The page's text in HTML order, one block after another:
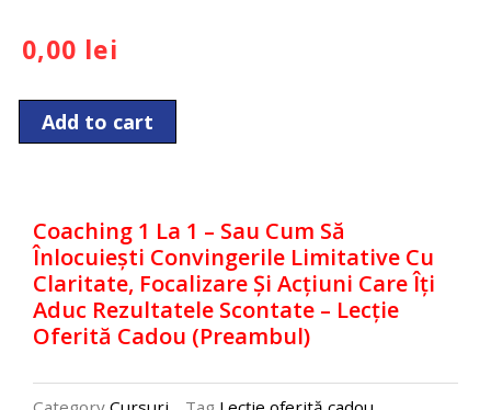
0,00 lei
Coaching
1
sau
cum
să
înlocuiești
convingerile
Add to cart
Coaching 1 La 1 – Sau Cum Să
Înlocuiești Convingerile Limitative Cu
Claritate, Focalizare Și Acțiuni Care Îți
Aduc Rezultatele Scontate – Lecție
Oferită Cadou (preambul)